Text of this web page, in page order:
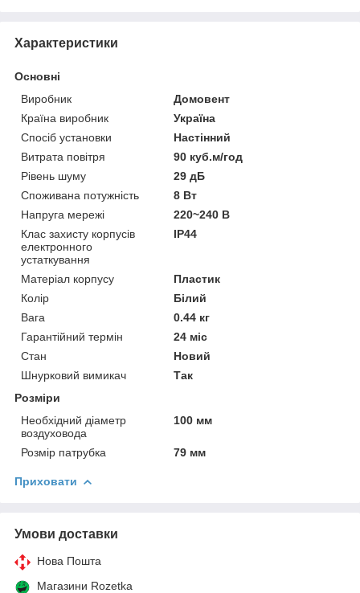
Характеристики
Основні
Виробник
Домовент
Країна виробник
Україна
Спосіб установки
Настінний
Витрата повітря
90 куб.м/год
Рівень шуму
29 дБ
Споживана потужність
8 Вт
Напруга мережі
220~240 В
Клас захисту корпусів
електронного
устаткування
IP44
Матеріал корпусу
Пластик
Колір
Білий
Вага
0.44 кг
Гарантійний термін
24 міс
Стан
Новий
Шнурковий вимикач
Так
Розміри
Необхідний діаметр
воздуховода
100 мм
Розмір патрубка 79 мм
Приховати
Умови доставки
Нова Пошта
Магазини Rozetka